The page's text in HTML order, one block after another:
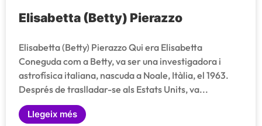
Elisabetta (Betty) Pierazzo
Elisabetta (Betty) Pierazzo Qui era Elisabetta
Coneguda com a Betty, va ser una investigadora i
astrofísica italiana, nascuda a Noale, Itàlia, el 1963.
Després de traslladar-se als Estats Units, va...
Llegeix més